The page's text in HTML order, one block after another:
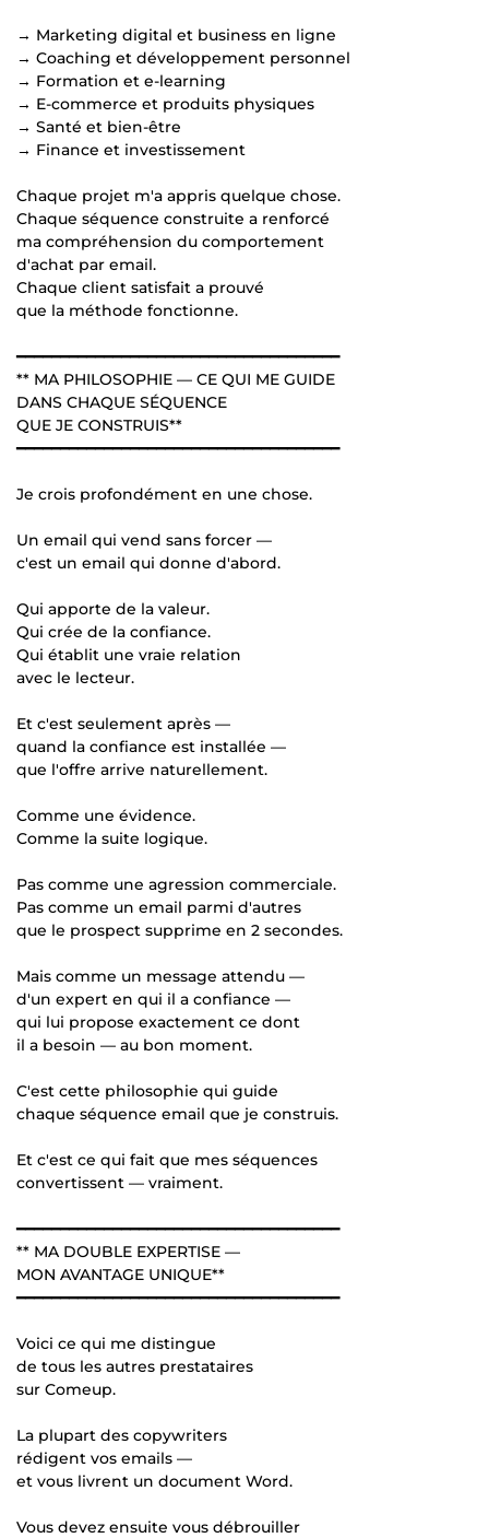
→ Marketing digital et business en ligne
→ Coaching et développement personnel
→ Formation et e-learning
→ E-commerce et produits physiques
→ Santé et bien-être
→ Finance et investissement
Chaque projet m'a appris quelque chose.
Chaque séquence construite a renforcé
ma compréhension du comportement
d'achat par email.
Chaque client satisfait a prouvé
que la méthode fonctionne.
━━━━━━━━━━━━━━━━━━━━━━━━━━━━━━━━━━━━━
** MA PHILOSOPHIE — CE QUI ME GUIDE
DANS CHAQUE SÉQUENCE
QUE JE CONSTRUIS**
━━━━━━━━━━━━━━━━━━━━━━━━━━━━━━━━━━━━━
Je crois profondément en une chose.
Un email qui vend sans forcer —
c'est un email qui donne d'abord.
Qui apporte de la valeur.
Qui crée de la confiance.
Qui établit une vraie relation
avec le lecteur.
Et c'est seulement après —
quand la confiance est installée —
que l'offre arrive naturellement.
Comme une évidence.
Comme la suite logique.
Pas comme une agression commerciale.
Pas comme un email parmi d'autres
que le prospect supprime en 2 secondes.
Mais comme un message attendu —
d'un expert en qui il a confiance —
qui lui propose exactement ce dont
il a besoin — au bon moment.
C'est cette philosophie qui guide
chaque séquence email que je construis.
Et c'est ce qui fait que mes séquences
convertissent — vraiment.
━━━━━━━━━━━━━━━━━━━━━━━━━━━━━━━━━━━━━
** MA DOUBLE EXPERTISE —
MON AVANTAGE UNIQUE**
━━━━━━━━━━━━━━━━━━━━━━━━━━━━━━━━━━━━━
Voici ce qui me distingue
de tous les autres prestataires
sur Comeup.
La plupart des copywriters
rédigent vos emails —
et vous livrent un document Word.
Vous devez ensuite vous débrouiller